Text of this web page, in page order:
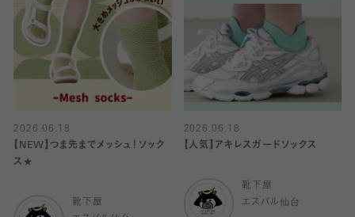
2026.06.18
【NEW】つま先までメッシュ！ソック
ス★
靴下屋
2026.06.18
【人気】アキレスガードソックス
靴下屋
エスパル仙台